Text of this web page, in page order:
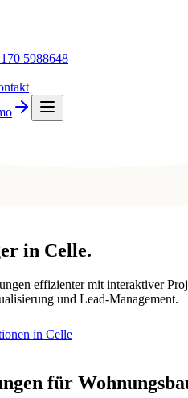
5988648
in Celle.
effizienter mit interaktiver
und Lead-Management.
in Celle
für